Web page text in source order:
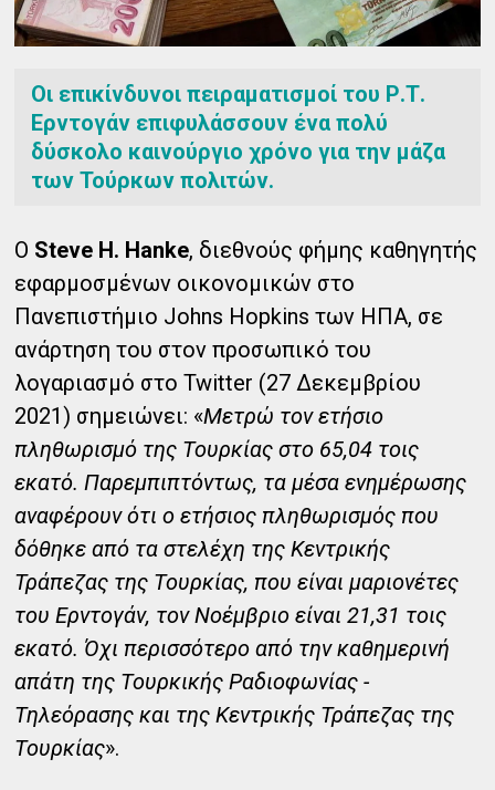
Οι επικίνδυνοι πειραματισμοί του Ρ.Τ.
Ερντογάν επιφυλάσσουν ένα πολύ
δύσκολο καινούργιο χρόνο για την μάζα
των Τούρκων πολιτών.
Ο Steve H. Hanke, διεθνούς φήμης καθηγητής
εφαρμοσμένων οικονομικών στο
Πανεπιστήμιο Johns Hopkins των ΗΠΑ, σε
ανάρτηση του στον προσωπικό του
λογαριασμό στο Twitter (27 Δεκεμβρίου
2021) σημειώνει: «Μετρώ τον ετήσιο
πληθωρισμό της Τουρκίας στο 65,04 τοις
εκατό. Παρεμπιπτόντως, τα μέσα ενημέρωσης
αναφέρουν ότι ο ετήσιος πληθωρισμός που
δόθηκε από τα στελέχη της Κεντρικής
Τράπεζας της Τουρκίας, που είναι μαριονέτες
του Ερντογάν, τον Νοέμβριο είναι 21,31 τοις
εκατό. Όχι περισσότερο από την καθημερινή
απάτη της Τουρκικής Ραδιοφωνίας -
Τηλεόρασης και της Κεντρικής Τράπεζας της
Τουρκίας».